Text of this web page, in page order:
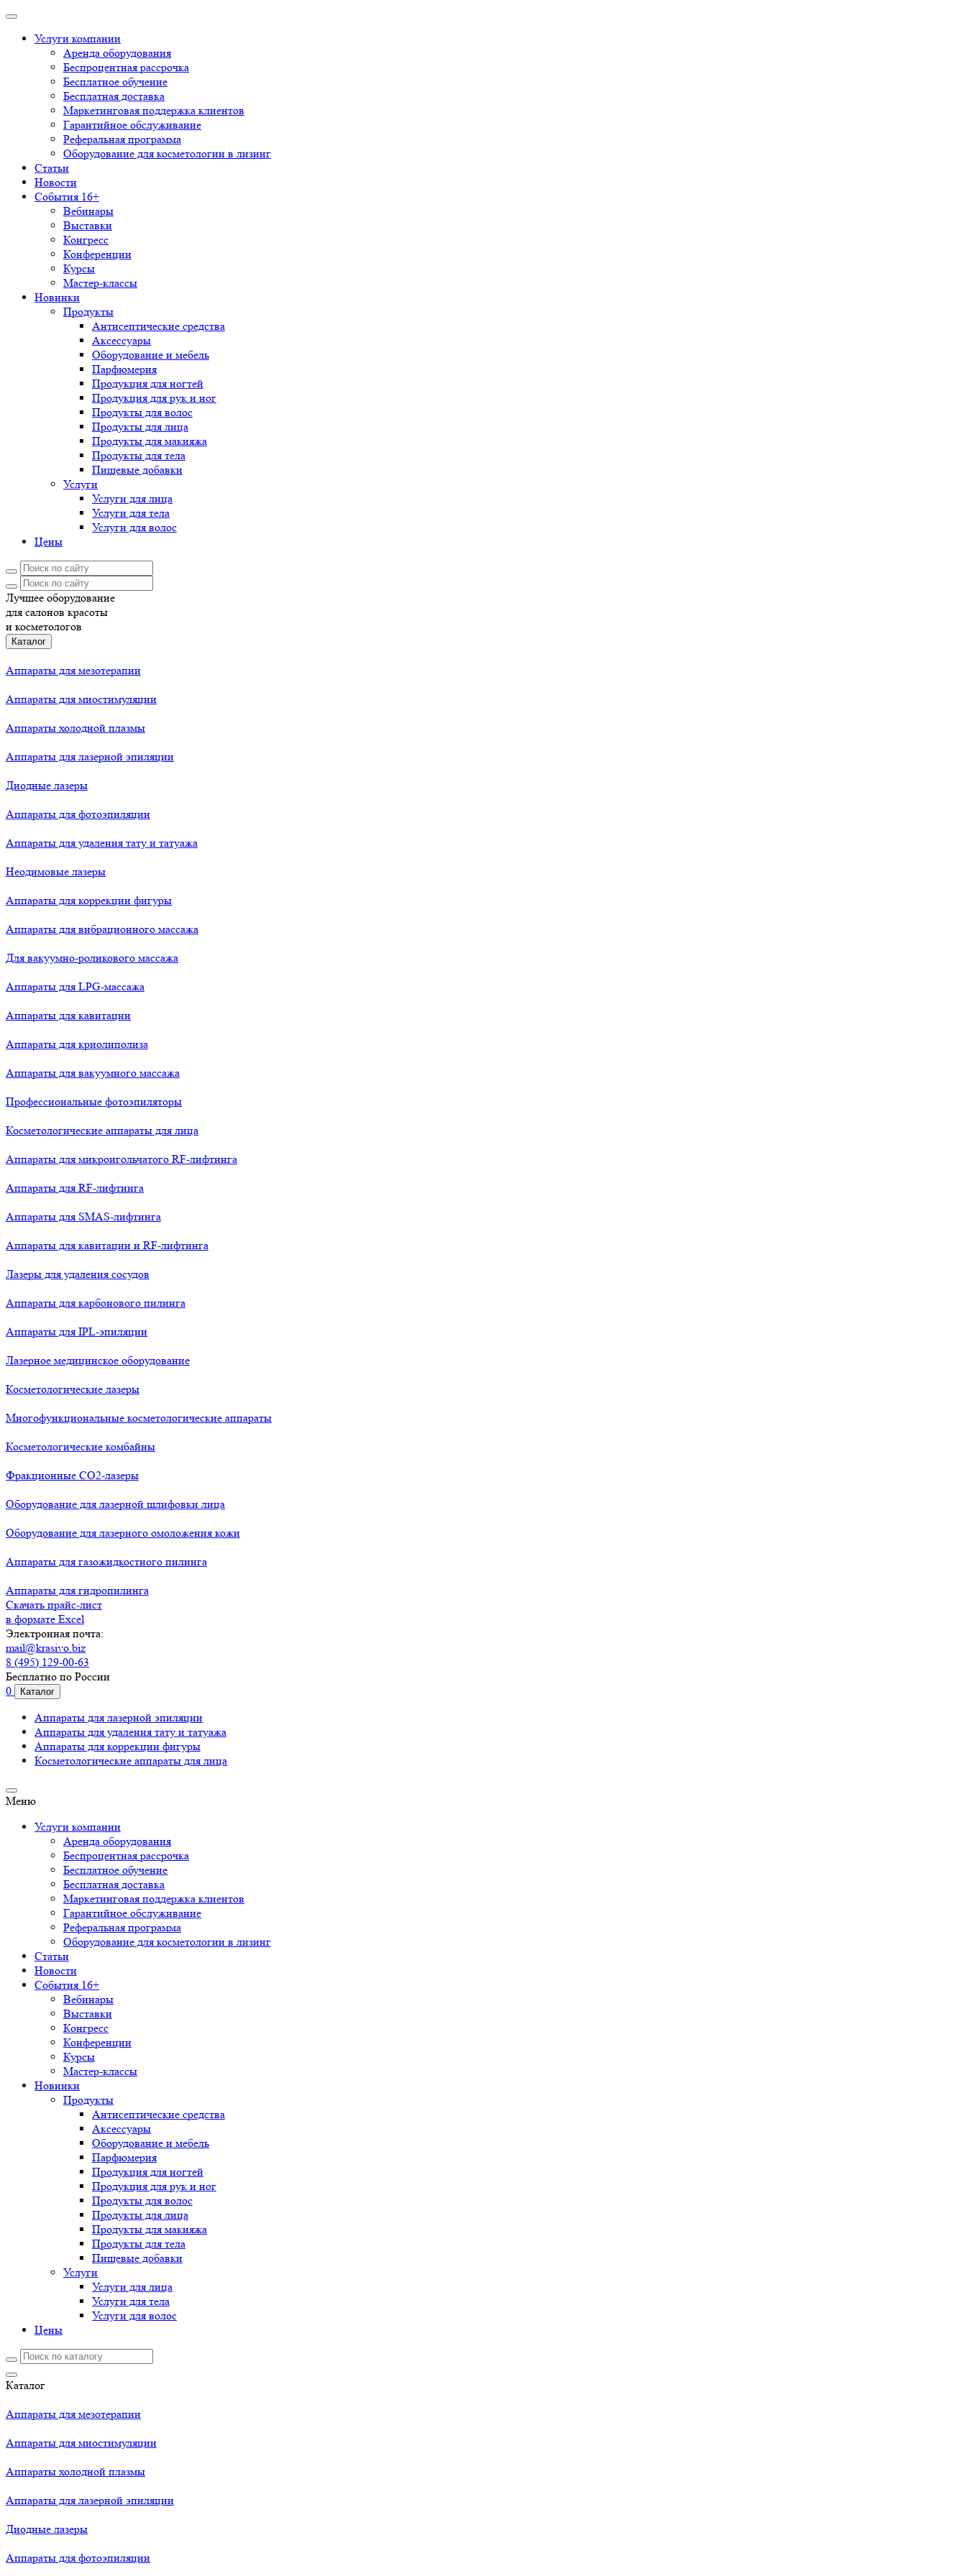
Услуги компании
Аренда оборудования
Беспроцентная рассрочка
Бесплатное обучение
Бесплатная доставка
Маркетинговая поддержка клиентов
Гарантийное обслуживание
Реферальная программа
Оборудование для косметологии в лизинг
Статьи
Новости
События 16+
Вебинары
Выставки
Конгресс
Конференции
Курсы
Мастер-классы
Новинки
Продукты
Антисептические средства
Аксессуары
Оборудование и мебель
Парфюмерия
Продукция для ногтей
Продукция для рук и ног
Продукты для волос
Продукты для лица
Продукты для макияжа
Продукты для тела
Пищевые добавки
Услуги
Услуги для лица
Услуги для тела
Услуги для волос
Цены
Лучшее оборудование
для салонов красоты
и косметологов
Каталог
Аппараты для мезотерапии
Аппараты для миостимуляции
Аппараты холодной плазмы
Аппараты для лазерной эпиляции
Диодные лазеры
Аппараты для фотоэпиляции
Аппараты для удаления тату и татуажа
Неодимовые лазеры
Аппараты для коррекции фигуры
Аппараты для вибрационного массажа
Для вакуумно-роликового массажа
Аппараты для LPG-массажа
Аппараты для кавитации
Аппараты для криолиполиза
Аппараты для вакуумного массажа
Профессиональные фотоэпиляторы
Косметологические аппараты для лица
Аппараты для микроигольчатого RF-лифтинга
Аппараты для RF-лифтинга
Аппараты для SMAS-лифтинга
Аппараты для кавитации и RF-лифтинга
Лазеры для удаления сосудов
Аппараты для карбонового пилинга
Аппараты для IPL-эпиляции
Лазерное медицинское оборудование
Косметологические лазеры
Многофункциональные косметологические аппараты
Косметологические комбайны
Фракционные СО2-лазеры
Оборудование для лазерной шлифовки лица
Оборудование для лазерного омоложения кожи
Аппараты для газожидкостного пилинга
Аппараты для гидропилинга
Скачать прайс-лист
в формате Excel
Электронная почта:
mail@krasivo.biz
8 (495) 129-00-63
Бесплатно по России
0
Каталог
Аппараты для лазерной эпиляции
Аппараты для удаления тату и татуажа
Аппараты для коррекции фигуры
Косметологические аппараты для лица
Меню
Услуги компании
Аренда оборудования
Беспроцентная рассрочка
Бесплатное обучение
Бесплатная доставка
Маркетинговая поддержка клиентов
Гарантийное обслуживание
Реферальная программа
Оборудование для косметологии в лизинг
Статьи
Новости
События 16+
Вебинары
Выставки
Конгресс
Конференции
Курсы
Мастер-классы
Новинки
Продукты
Антисептические средства
Аксессуары
Оборудование и мебель
Парфюмерия
Продукция для ногтей
Продукция для рук и ног
Продукты для волос
Продукты для лица
Продукты для макияжа
Продукты для тела
Пищевые добавки
Услуги
Услуги для лица
Услуги для тела
Услуги для волос
Цены
Каталог
Аппараты для мезотерапии
Аппараты для миостимуляции
Аппараты холодной плазмы
Аппараты для лазерной эпиляции
Диодные лазеры
Аппараты для фотоэпиляции